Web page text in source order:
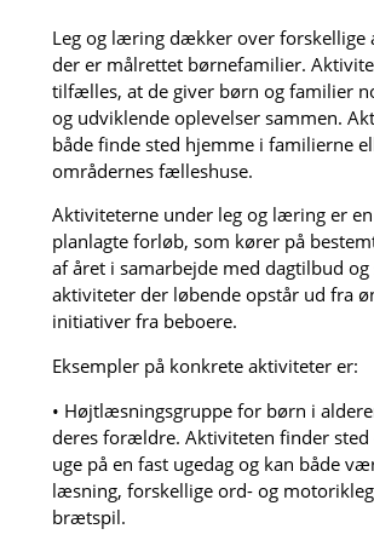
Leg og læring dækker over forskellige
der er målrettet børnefamilier.
tilfælles, at de giver børn og familier
og udviklende oplevelser sammen.
både finde sted hjemme i familierne
områdernes fælleshuse.
Aktiviteterne under leg og læring er
planlagte forløb, som kører på
af året i samarbejde med dagtilbud
aktiviteter der løbende opstår ud fra
initiativer fra beboere.
Eksempler på konkrete aktiviteter er:
• Højtlæsningsgruppe for børn i
deres forældre. Aktiviteten finder sted
uge på en fast ugedag og kan både
læsning, forskellige ord- og
brætspil.